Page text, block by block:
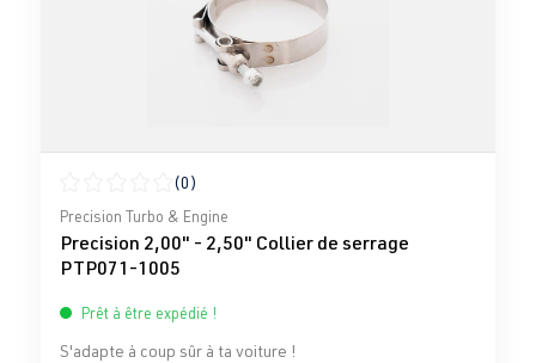
Note moyenne de 0 sur 5 étoiles
(0)
Precision Turbo & Engine
Precision 2,00" - 2,50" Collier de serrage
PTP071-1005
Prêt à être expédié !
S'adapte à coup sûr à ta voiture !